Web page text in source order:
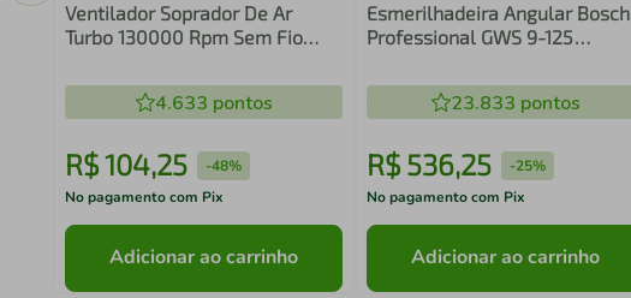
Ventilador Soprador De Ar
Turbo 130000 Rpm Sem Fio
4.633 pontos
R$104,25 -48%
No pagamento com Pix
Adicionar ao carrinho
Esmerilhadeira Angular Bosch
Professional GWS 9-125
Acessório - 220v
23.833 pontos
R$ 536,25 -25%
No pagamento com Pix
Adicionar ao carrinho